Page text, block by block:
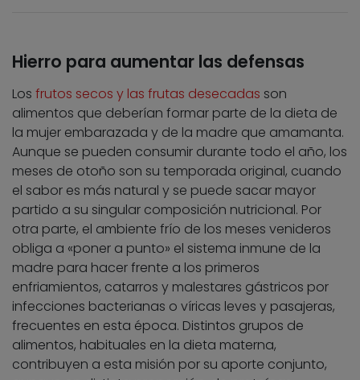
Hierro para aumentar las defensas
Los frutos secos y las frutas desecadas son
alimentos que deberían formar parte de la dieta de
la mujer embarazada y de la madre que amamanta.
Aunque se pueden consumir durante todo el año, los
meses de otoño son su temporada original, cuando
el sabor es más natural y se puede sacar mayor
partido a su singular composición nutricional. Por
otra parte, el ambiente frío de los meses venideros
obliga a «poner a punto» el sistema inmune de la
madre para hacer frente a los primeros
enfriamientos, catarros y malestares gástricos por
infecciones bacterianas o víricas leves y pasajeras,
frecuentes en esta época. Distintos grupos de
alimentos, habituales en la dieta materna,
contribuyen a esta misión por su aporte conjunto,